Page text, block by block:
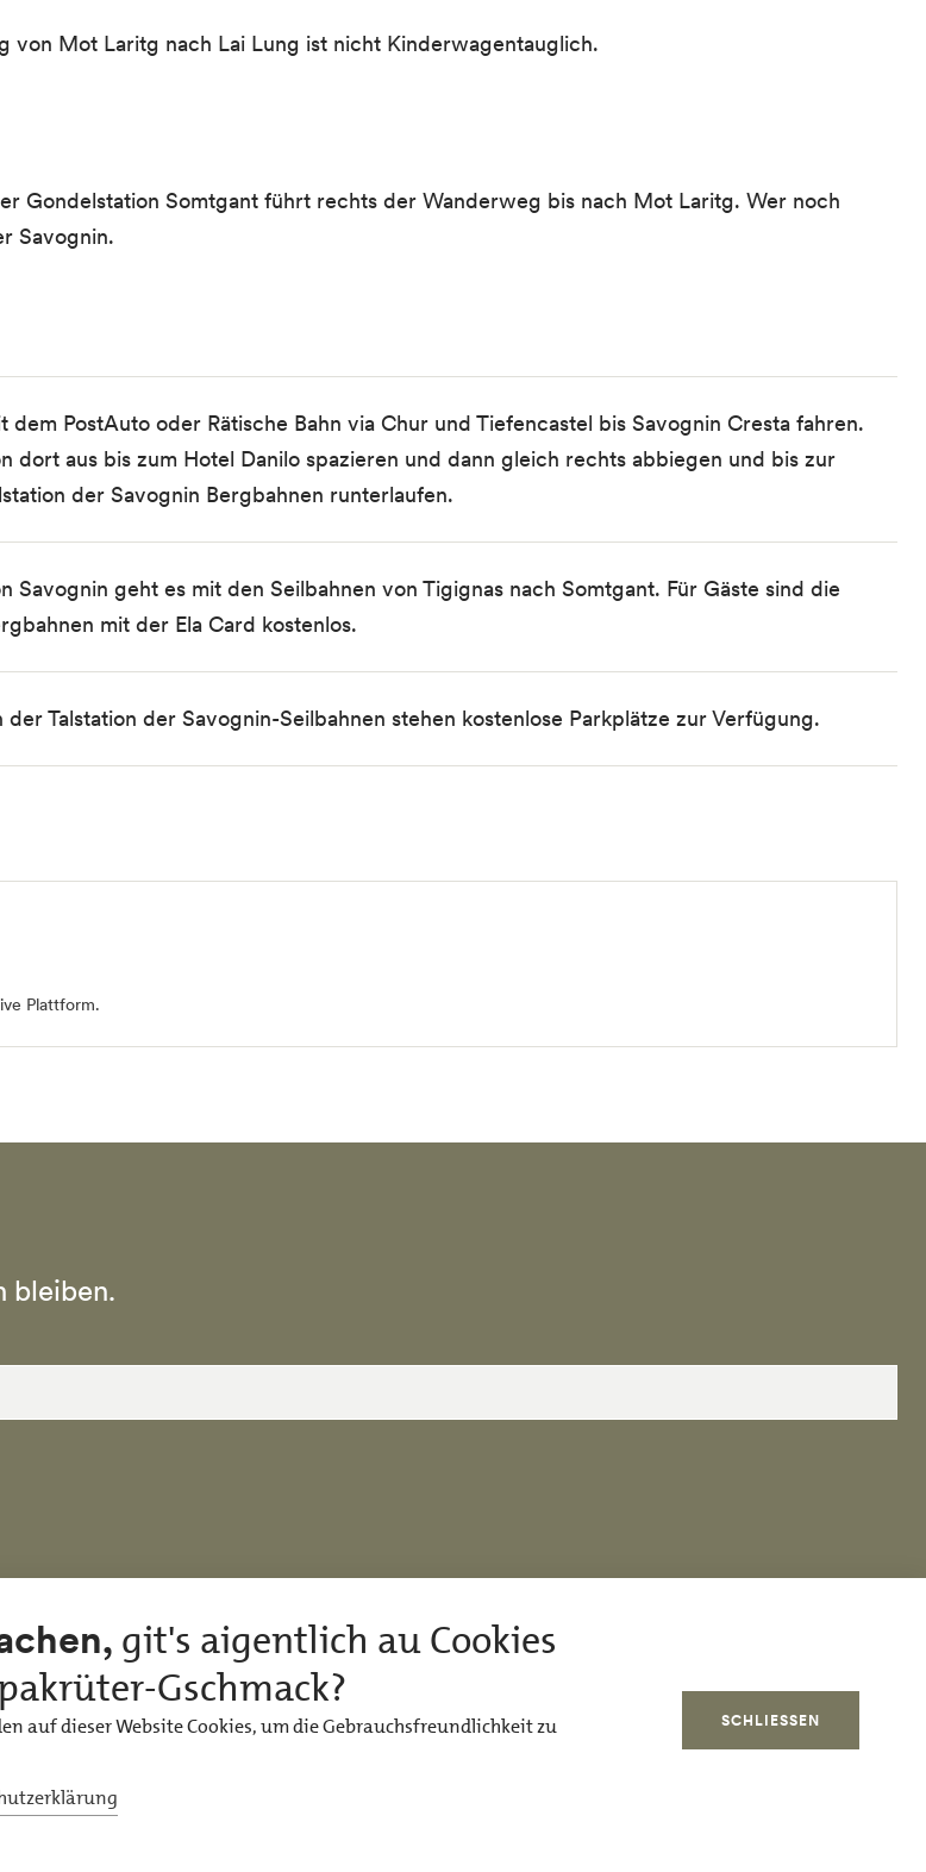
von Mot Laritg nach Lai Lung ist nicht Kinderwagentauglich.
Gondelstation Somtgant führt rechts der Wanderweg bis nach Mot Laritg. Wer noch
Savognin.
dem PostAutooder Rätische Bahn via Chur und Tiefencastel bis Savognin Cresta fahren.
dort aus bis zum Hotel Danilo spazieren und dann gleich rechts abbiegen und bis zur
der Savognin Bergbahnen runterlaufen.
Savognin geht es mit den Seilbahnen von Tigignas nach Somtgant. Für Gäste sind die
mit der Ela Card kostenlos.
der Talstation der Savognin-Seilbahnen stehen kostenlose Parkplätze zur Verfügung.
Plattform.
bleiben.